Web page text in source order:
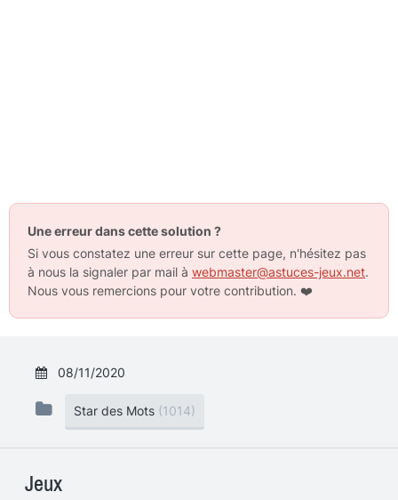
Une erreur dans cette solution ?
Si vous constatez une erreur sur cette page, n'hésitez pas
à nous la signaler par mail à webmaster@astuces-jeux.net.
Nous vous remercions pour votre contribution. ❤️
08/11/2020
Star des Mots (1014)
Jeux